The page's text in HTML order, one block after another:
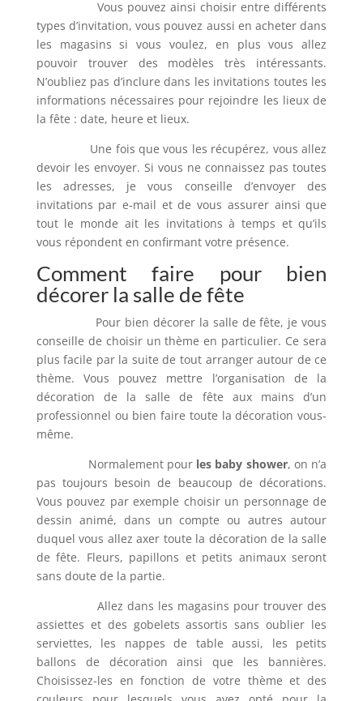
Vous pouvez ainsi choisir entre différents
types d’invitation, vous pouvez aussi en acheter dans
les magasins si vous voulez, en plus vous allez
pouvoir trouver des modèles très intéressants.
N’oubliez pas d’inclure dans les invitations toutes les
informations nécessaires pour rejoindre les lieux de
la fête : date, heure et lieux.
Une fois que vous les récupérez, vous allez
devoir les envoyer. Si vous ne connaissez pas toutes
les adresses, je vous conseille d’envoyer des
invitations par e-mail et de vous assurer ainsi que
tout le monde ait les invitations à temps et qu’ils
vous répondent en confirmant votre présence.
Comment faire pour bien
décorer la salle de fête
Pour bien décorer la salle de fête, je vous
conseille de choisir un thème en particulier. Ce sera
plus facile par la suite de tout arranger autour de ce
thème. Vous pouvez mettre l’organisation de la
décoration de la salle de fête aux mains d’un
professionnel ou bien faire toute la décoration vous-
même.
Normalement pour les baby shower, on n’a
pas toujours besoin de beaucoup de décorations.
Vous pouvez par exemple choisir un personnage de
dessin animé, dans un compte ou autres autour
duquel vous allez axer toute la décoration de la salle
de fête. Fleurs, papillons et petits animaux seront
sans doute de la partie.
Allez dans les magasins pour trouver des
assiettes et des gobelets assortis sans oublier les
serviettes, les nappes de table aussi, les petits
ballons de décoration ainsi que les bannières.
Choisissez-les en fonction de votre thème et des